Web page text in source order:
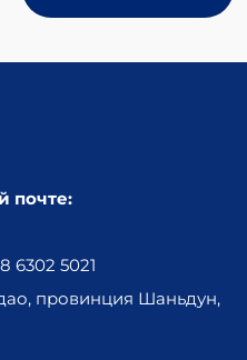
почте:
6302 5021
провинция Шаньдун,